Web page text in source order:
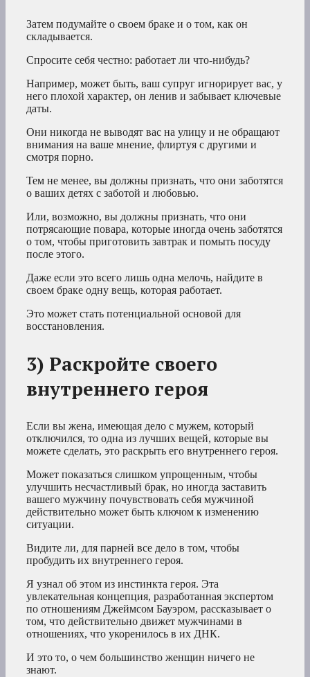
Затем подумайте о своем браке и о том, как он
складывается.
Спросите себя честно: работает ли что-нибудь?
Например, может быть, ваш супруг игнорирует вас, у
него плохой характер, он ленив и забывает ключевые
даты.
Они никогда не выводят вас на улицу и не обращают
внимания на ваше мнение, флиртуя с другими и
смотря порно.
Тем не менее, вы должны признать, что они заботятся
о ваших детях с заботой и любовью.
Или, возможно, вы должны признать, что они
потрясающие повара, которые иногда очень заботятся
о том, чтобы приготовить завтрак и помыть посуду
после этого.
Даже если это всего лишь одна мелочь, найдите в
своем браке одну вещь, которая работает.
Это может стать потенциальной основой для
восстановления.
3) Раскройте своего
внутреннего героя
Если вы жена, имеющая дело с мужем, который
отключился, то одна из лучших вещей, которые вы
можете сделать, это раскрыть его внутреннего героя.
Может показаться слишком упрощенным, чтобы
улучшить несчастливый брак, но иногда заставить
вашего мужчину почувствовать себя мужчиной
действительно может быть ключом к изменению
ситуации.
Видите ли, для парней все дело в том, чтобы
пробудить их внутреннего героя.
Я узнал об этом из инстинкта героя. Эта
увлекательная концепция, разработанная экспертом
по отношениям Джеймсом Бауэром, рассказывает о
том, что действительно движет мужчинами в
отношениях, что укоренилось в их ДНК.
И это то, о чем большинство женщин ничего не
знают.